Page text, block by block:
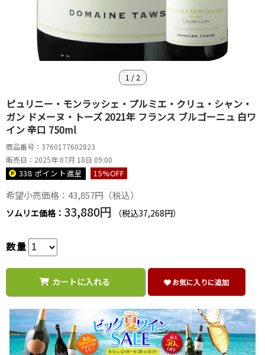
1 / 2
ピュリニー・モンラッシェ・プルミエ・クリュ・シャン・
ガン ドメーヌ・トーズ 2021年 フランス ブルゴーニュ 白ワ
イン 辛口 750ml
商品番号：3760177602823
販売日：2025年 07月 18日 09:00
338 ポイント進呈 15%OFF
希望小売価格：43,857円（税込）
ソムリエ価格： 33,880円 （税込37,268円）
数量
カートに入れる お気に入りに追加